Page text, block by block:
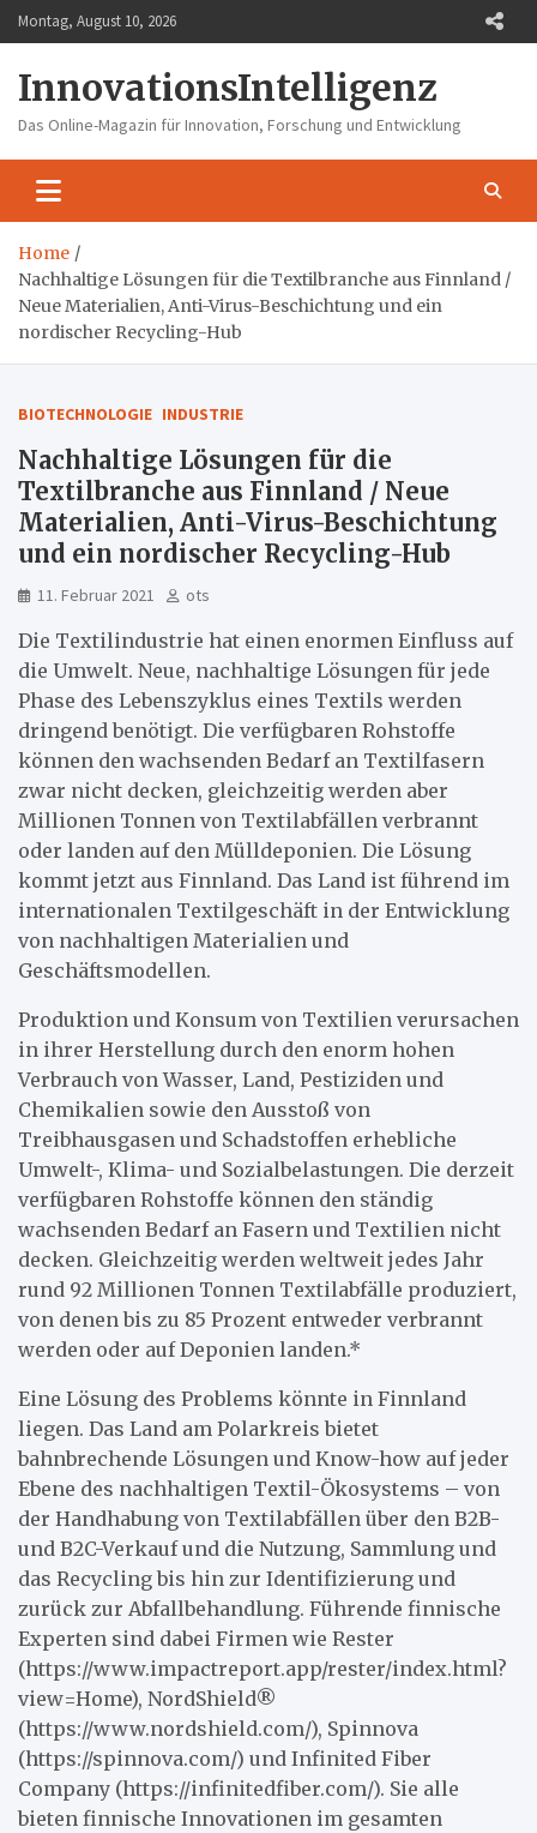
Skip
to
Montag, August 10, 2026
InnovationsIntelligenz
Das Online-Magazin für Innovation, Forschung und Entwicklung
Home
Nachhaltige Lösungen für die Textilbranche aus Finnland /
Neue Materialien, Anti-Virus-Beschichtung und ein
nordischer Recycling-Hub
BIOTECHNOLOGIE INDUSTRIE
Nachhaltige Lösungen für die
Textilbranche aus Finnland / Neue
Materialien, Anti-Virus-Beschichtung
und ein nordischer Recycling-Hub
11. Februar 2021 ots
Die Textilindustrie hat einen enormen Einfluss auf
die Umwelt. Neue, nachhaltige Lösungen für jede
Phase des Lebenszyklus eines Textils werden
dringend benötigt. Die verfügbaren Rohstoffe
können den wachsenden Bedarf an Textilfasern
zwar nicht decken, gleichzeitig werden aber
Millionen Tonnen von Textilabfällen verbrannt
oder landen auf den Mülldeponien. Die Lösung
kommt jetzt aus Finnland. Das Land ist führend im
internationalen Textilgeschäft in der Entwicklung
von nachhaltigen Materialien und
Geschäftsmodellen.
Produktion und Konsum von Textilien verursachen
in ihrer Herstellung durch den enorm hohen
Verbrauch von Wasser, Land, Pestiziden und
Chemikalien sowie den Ausstoß von
Treibhausgasen und Schadstoffen erhebliche
Umwelt-, Klima- und Sozialbelastungen. Die derzeit
verfügbaren Rohstoffe können den ständig
wachsenden Bedarf an Fasern und Textilien nicht
decken. Gleichzeitig werden weltweit jedes Jahr
rund 92 Millionen Tonnen Textilabfälle produziert,
von denen bis zu 85 Prozent entweder verbrannt
werden oder auf Deponien landen.*
Eine Lösung des Problems könnte in Finnland
liegen. Das Land am Polarkreis bietet
bahnbrechende Lösungen und Know-how auf jeder
Ebene des nachhaltigen Textil-Ökosystems – von
der Handhabung von Textilabfällen über den B2B-
und B2C-Verkauf und die Nutzung, Sammlung und
das Recycling bis hin zur Identifizierung und
zurück zur Abfallbehandlung. Führende finnische
Experten sind dabei Firmen wie Rester
(https://www.impactreport.app/rester/index.html?
view=Home), NordShield®
(https://www.nordshield.com/), Spinnova
(https://spinnova.com/) und Infinited Fiber
Company (https://infinitedfiber.com/). Sie alle
bieten finnische Innovationen im gesamten